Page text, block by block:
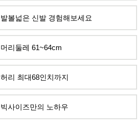
발볼넓은 신발 경험해보세요
머리둘레 61~64cm
허리 최대68인치까지
빅사이즈만의 노하우